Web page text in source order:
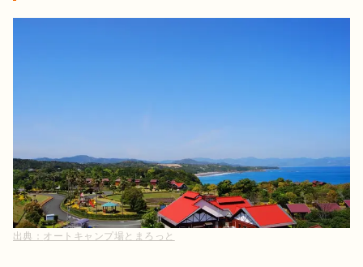
出典： オートキャンプ場とまろっと